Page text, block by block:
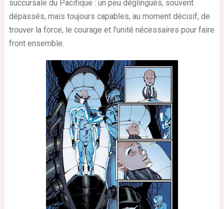
succursale du Pacifique : un peu déglingués, souvent
dépassés, mais toujours capables, au moment décisif, de
trouver la force, le courage et l'unité nécessaires pour faire
front ensemble.